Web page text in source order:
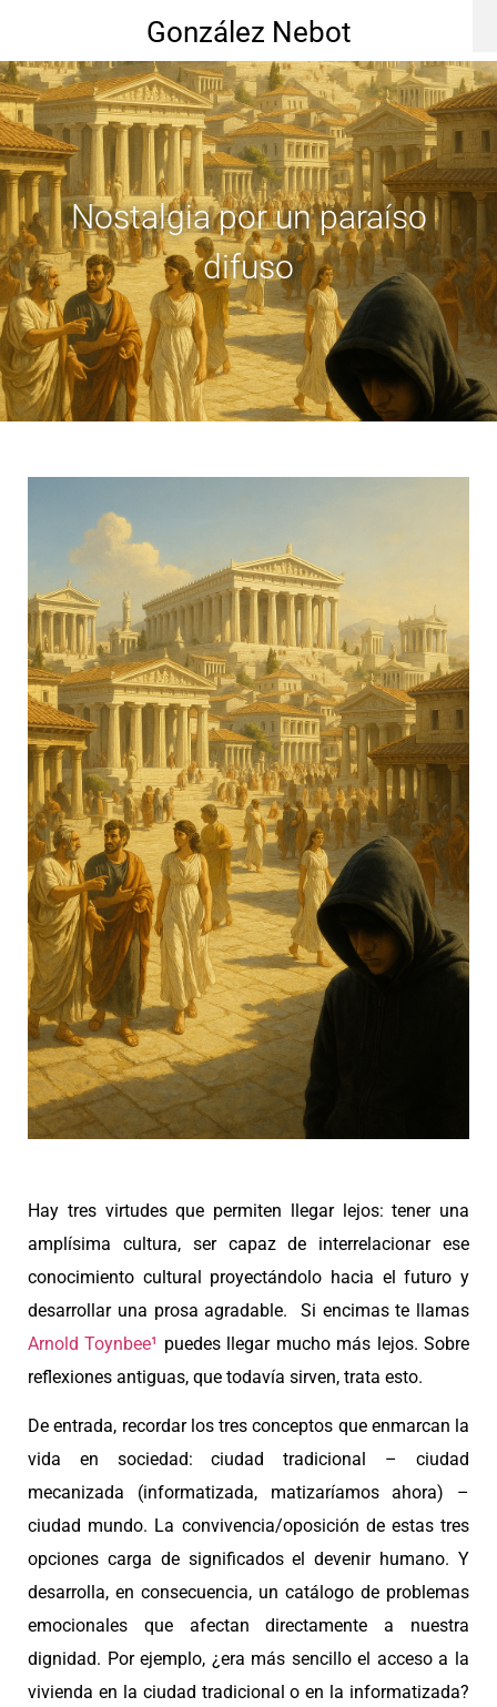
González Nebot
Nostalgia por un paraíso
difuso
Hay tres virtudes que permiten llegar lejos: tener una
amplísima cultura, ser capaz de interrelacionar ese
conocimiento cultural proyectándolo hacia el futuro y
desarrollar una prosa agradable. Si encimas te llamas
Arnold Toynbee¹ puedes llegar mucho más lejos. Sobre
reflexiones antiguas, que todavía sirven, trata esto.
De entrada, recordar los tres conceptos que enmarcan la
vida en sociedad: ciudad tradicional – ciudad
mecanizada (informatizada, matizaríamos ahora) –
ciudad mundo. La convivencia/oposición de estas tres
opciones carga de significados el devenir humano. Y
desarrolla, en consecuencia, un catálogo de problemas
emocionales que afectan directamente a nuestra
dignidad. Por ejemplo, ¿era más sencillo el acceso a la
vivienda en la ciudad tradicional o en la informatizada?